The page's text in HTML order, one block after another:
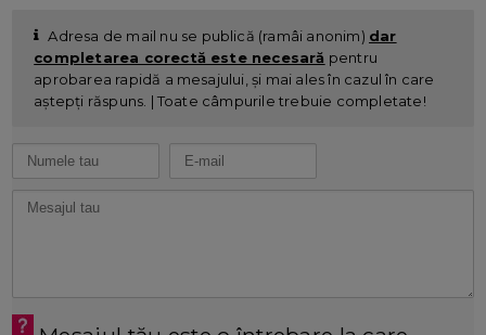
Adresa de mail nu se publică (ramâi anonim) dar
completarea corectă este necesară pentru
aprobarea rapidă a mesajului, și mai ales în cazul în care
aștepți răspuns. | Toate câmpurile trebuie completate!